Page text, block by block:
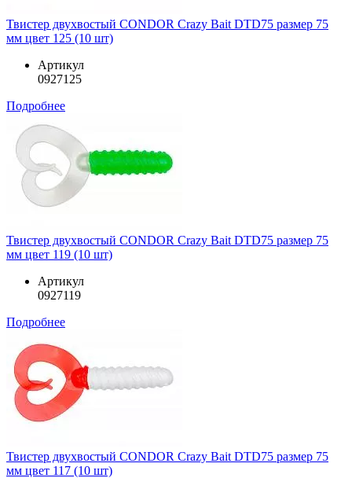
Твистер двухвостый CONDOR Crazy Bait DTD75 размер 75
мм цвет 125 (10 шт)
Артикул
0927125
Подробнее
Твистер двухвостый CONDOR Crazy Bait DTD75 размер 75
мм цвет 119 (10 шт)
Артикул
0927119
Подробнее
Твистер двухвостый CONDOR Crazy Bait DTD75 размер 75
мм цвет 117 (10 шт)